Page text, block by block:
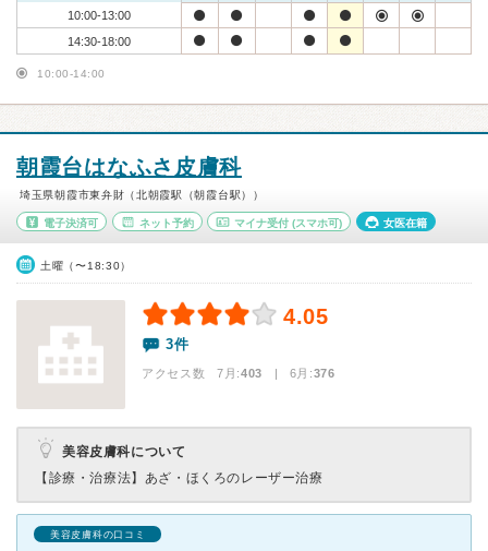
10:00-13:00
14:30-18:00
10:00-14:00
朝霞台はなふさ皮膚科
埼玉県朝霞市東弁財（北朝霞駅（朝霞台駅））
電子決済可 ネット予約 マイナ受付 (スマホ可) 女医在籍
土曜（〜18:30）
4.05
3件
アクセス数 7月:403 | 6月:376
美容皮膚科について
【診療・治療法】 あざ・ほくろのレーザー治療
美容皮膚科の口コミ